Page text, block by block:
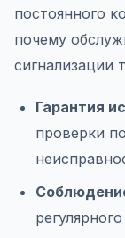
постоянного
почему
сигнализации
Гарантия
проверки